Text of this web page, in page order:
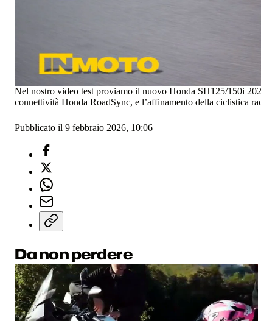
Nel nostro video test proviamo il nuovo Honda SH125/150i
connettività Honda RoadSync, e l’affinamento della ciclistica
Pubblicato il 9 febbraio 2026, 10:06
Da non perdere